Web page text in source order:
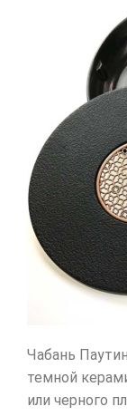
Чабань
темной
или черного